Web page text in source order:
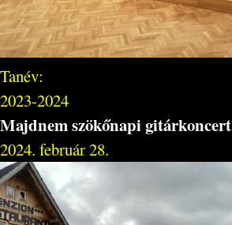
Tanév:
2023-2024
Majdnem szökőnapi gitárkoncert
2024. február 28.